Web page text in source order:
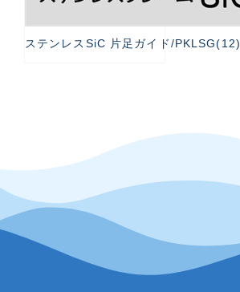
ステンレスSiC 片足ガイド/PKLSG(12)